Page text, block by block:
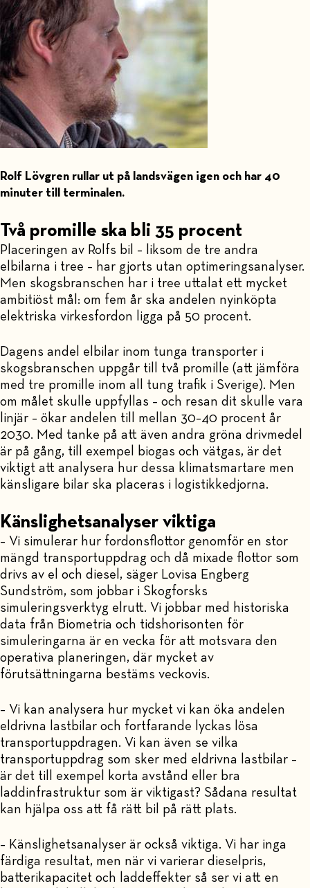
Rolf Lövgren rullar ut på landsvägen igen och har 40
minuter till terminalen.
Två promille ska bli 35 procent
Placeringen av Rolfs bil – liksom de tre andra
elbilarna i tree – har gjorts utan optimeringsanalyser.
Men skogsbranschen har i tree uttalat ett mycket
ambitiöst mål: om fem år ska andelen nyinköpta
elektriska virkesfordon ligga på 50 procent.
Dagens andel elbilar inom tunga transporter i
skogsbranschen uppgår till två promille (att jämföra
med tre promille inom all tung trafik i Sverige). Men
om målet skulle uppfyllas – och resan dit skulle vara
linjär – ökar andelen till mellan 30–40 procent år
2030. Med tanke på att även andra gröna drivmedel
är på gång, till exempel biogas och vätgas, är det
viktigt att analysera hur dessa klimatsmartare men
känsligare bilar ska placeras i logistikkedjorna.
Känslighetsanalyser viktiga
– Vi simulerar hur fordonsflottor genomför en stor
mängd transportuppdrag och då mixade flottor som
drivs av el och diesel, säger Lovisa Engberg
Sundström, som jobbar i Skogforsks
simuleringsverktyg elrutt. Vi jobbar med historiska
data från Biometria och tidshorisonten för
simuleringarna är en vecka för att motsvara den
operativa planeringen, där mycket av
förutsättningarna bestäms veckovis.
– Vi kan analysera hur mycket vi kan öka andelen
eldrivna lastbilar och fortfarande lyckas lösa
transportuppdragen. Vi kan även se vilka
transportuppdrag som sker med eldrivna lastbilar –
är det till exempel korta avstånd eller bra
laddinfrastruktur som är viktigast? Sådana resultat
kan hjälpa oss att få rätt bil på rätt plats.
– Känslighetsanalyser är också viktiga. Vi har inga
färdiga resultat, men när vi varierar dieselpris,
batterikapacitet och laddeffekter så ser vi att en